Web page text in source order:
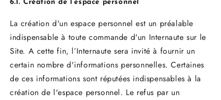
6.1. Création de l’espace personnel
La création d'un espace personnel est un préalable
indispensable à toute commande d'un Internaute sur le
Site. A cette fin, l’Internaute sera invité à fournir un
certain nombre d'informations personnelles. Certaines
de ces informations sont réputées indispensables à la
création de l'espace personnel. Le refus par un